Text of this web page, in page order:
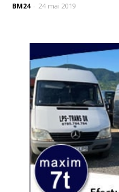
BM24 - 24 mai 2019